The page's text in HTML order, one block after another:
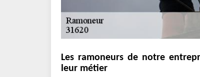
Les ramoneurs de notre
leur métier